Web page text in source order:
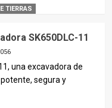
TIERRAS
SK650DLC-11
una excavadora de
segura y